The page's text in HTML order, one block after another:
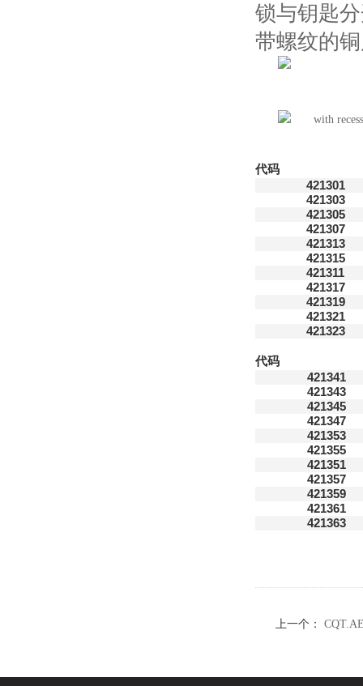
锁与钥匙
带螺纹的
代码
421301
421303
421305
421307
421313
421315
421311
421317
421319
421321
421323
代码
421341
421343
421345
421347
421353
421355
421351
421357
421359
421361
421363
上一个：